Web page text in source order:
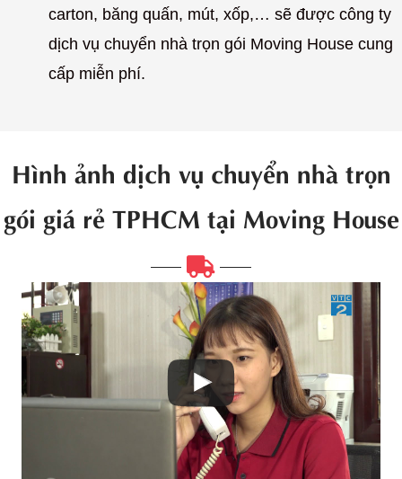
carton, băng quấn, mút, xốp,… sẽ được công ty
dịch vụ chuyển nhà trọn gói Moving House cung
cấp miễn phí.
Hình ảnh dịch vụ chuyển nhà trọn
gói giá rẻ TPHCM tại Moving House